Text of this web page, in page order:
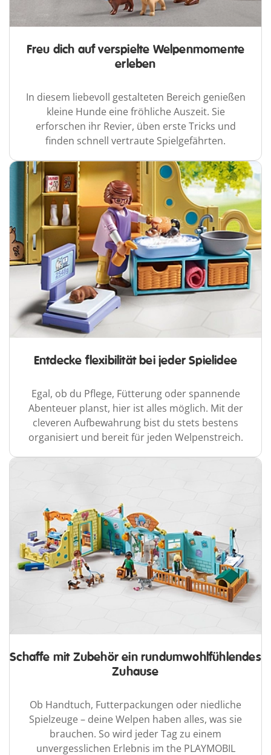
Freu dich auf verspielte Welpenmomente
erleben
In diesem liebevoll gestalteten Bereich genießen
kleine Hunde eine fröhliche Auszeit. Sie
erforschen ihr Revier, üben erste Tricks und
finden schnell vertraute Spielgefährten.
Entdecke flexibilität bei jeder Spielidee
Egal, ob du Pflege, Fütterung oder spannende
Abenteuer planst, hier ist alles möglich. Mit der
cleveren Aufbewahrung bist du stets bestens
organisiert und bereit für jeden Welpenstreich.
Schaffe mit Zubehör ein rundumwohlfühlendes
Zuhause
Ob Handtuch, Futterpackungen oder niedliche
Spielzeuge – deine Welpen haben alles, was sie
brauchen. So wird jeder Tag zu einem
unvergesslichen Erlebnis im the PLAYMOBIL